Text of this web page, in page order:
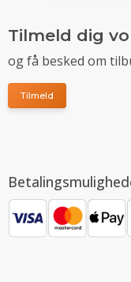
Tilmeld dig
og få besked om
Tilmeld